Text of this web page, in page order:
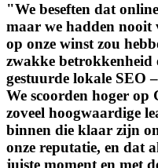
"We beseften dat
maar we hadden nooit
op onze winst zou
zwakke betrokkenheid
gestuurde lokale SEO
We scoorden hoger op
zoveel hoogwaardige
binnen die klaar zijn
onze reputatie, en dat
juiste moment en met